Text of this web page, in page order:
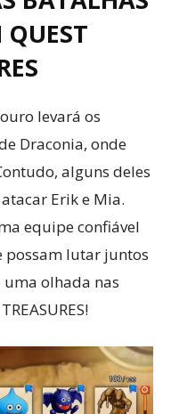
levará os
Draconia, onde
alguns deles
Erik e Mia.
equipe confiável
possam lutar juntos
uma olhada nas